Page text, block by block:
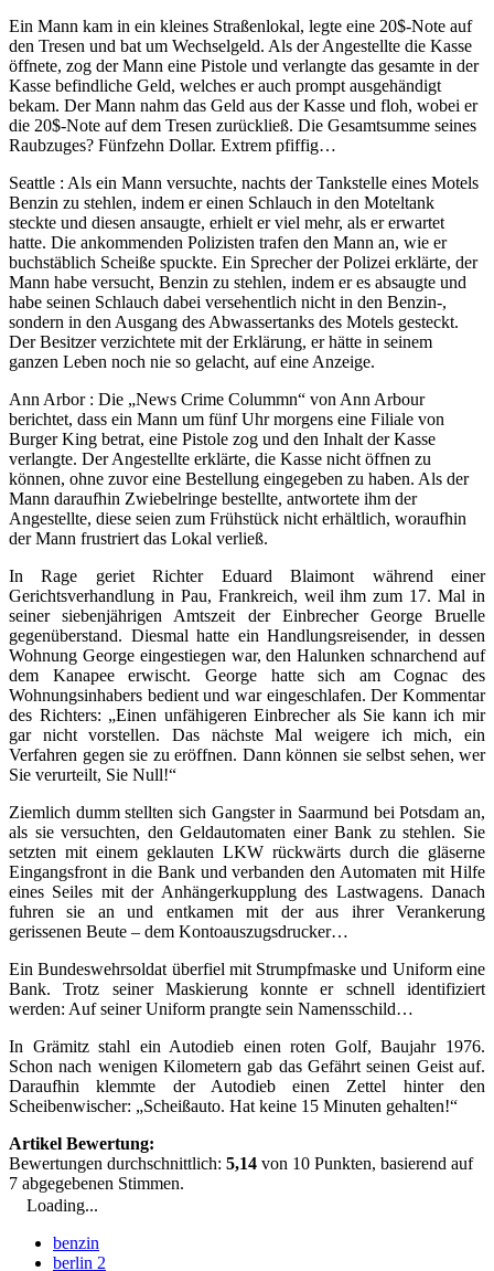
Ein Mann kam in ein kleines Straßenlokal, legte eine 20$-Note auf
den Tresen und bat um Wechselgeld. Als der Angestellte die Kasse
öffnete, zog der Mann eine Pistole und verlangte das gesamte in der
Kasse befindliche Geld, welches er auch prompt ausgehändigt
bekam. Der Mann nahm das Geld aus der Kasse und floh, wobei er
die 20$-Note auf dem Tresen zurückließ. Die Gesamtsumme seines
Raubzuges? Fünfzehn Dollar. Extrem pfiffig…
Seattle : Als ein Mann versuchte, nachts der Tankstelle eines Motels
Benzin zu stehlen, indem er einen Schlauch in den Moteltank
steckte und diesen ansaugte, erhielt er viel mehr, als er erwartet
hatte. Die ankommenden Polizisten trafen den Mann an, wie er
buchstäblich Scheiße spuckte. Ein Sprecher der Polizei erklärte, der
Mann habe versucht, Benzin zu stehlen, indem er es absaugte und
habe seinen Schlauch dabei versehentlich nicht in den Benzin-,
sondern in den Ausgang des Abwassertanks des Motels gesteckt.
Der Besitzer verzichtete mit der Erklärung, er hätte in seinem
ganzen Leben noch nie so gelacht, auf eine Anzeige.
Ann Arbor : Die „News Crime Colummn“ von Ann Arbour
berichtet, dass ein Mann um fünf Uhr morgens eine Filiale von
Burger King betrat, eine Pistole zog und den Inhalt der Kasse
verlangte. Der Angestellte erklärte, die Kasse nicht öffnen zu
können, ohne zuvor eine Bestellung eingegeben zu haben. Als der
Mann daraufhin Zwiebelringe bestellte, antwortete ihm der
Angestellte, diese seien zum Frühstück nicht erhältlich, woraufhin
der Mann frustriert das Lokal verließ.
In Rage geriet Richter Eduard Blaimont während einer
Gerichtsverhandlung in Pau, Frankreich, weil ihm zum 17. Mal in
seiner siebenjährigen Amtszeit der Einbrecher George Bruelle
gegenüberstand. Diesmal hatte ein Handlungsreisender, in dessen
Wohnung George eingestiegen war, den Halunken schnarchend auf
dem Kanapee erwischt. George hatte sich am Cognac des
Wohnungsinhabers bedient und war eingeschlafen. Der Kommentar
des Richters: „Einen unfähigeren Einbrecher als Sie kann ich mir
gar nicht vorstellen. Das nächste Mal weigere ich mich, ein
Verfahren gegen sie zu eröffnen. Dann können sie selbst sehen, wer
Sie verurteilt, Sie Null!“
Ziemlich dumm stellten sich Gangster in Saarmund bei Potsdam an,
als sie versuchten, den Geldautomaten einer Bank zu stehlen. Sie
setzten mit einem geklauten LKW rückwärts durch die gläserne
Eingangsfront in die Bank und verbanden den Automaten mit Hilfe
eines Seiles mit der Anhängerkupplung des Lastwagens. Danach
fuhren sie an und entkamen mit der aus ihrer Verankerung
gerissenen Beute – dem Kontoauszugsdrucker…
Ein Bundeswehrsoldat überfiel mit Strumpfmaske und Uniform eine
Bank. Trotz seiner Maskierung konnte er schnell identifiziert
werden: Auf seiner Uniform prangte sein Namensschild…
In Grämitz stahl ein Autodieb einen roten Golf, Baujahr 1976.
Schon nach wenigen Kilometern gab das Gefährt seinen Geist auf.
Daraufhin klemmte der Autodieb einen Zettel hinter den
Scheibenwischer: „Scheißauto. Hat keine 15 Minuten gehalten!“
Artikel Bewertung:
Bewertungen durchschnittlich: 5,14 von 10 Punkten, basierend auf
7 abgegebenen Stimmen.
Loading...
benzin
berlin 2